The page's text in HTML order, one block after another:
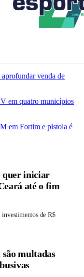
venda de
em quatro municípios
em Fortim e pistola é
quer iniciar
até o fim
investimentos de R$
multadas